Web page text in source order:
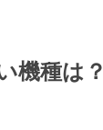
機種は？